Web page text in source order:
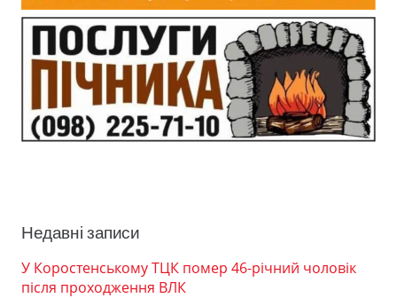
Недавні записи
У Коростенському ТЦК помер 46-річний чоловік
після проходження ВЛК